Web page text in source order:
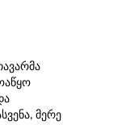
მერე